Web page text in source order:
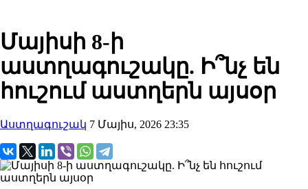
Մայիսի 8-ի
աստղագուշակը. Ի՞նչ են
հուշում աստղերն այսօր
Աստղագուշակ 7 Մայիս, 2026 23:35